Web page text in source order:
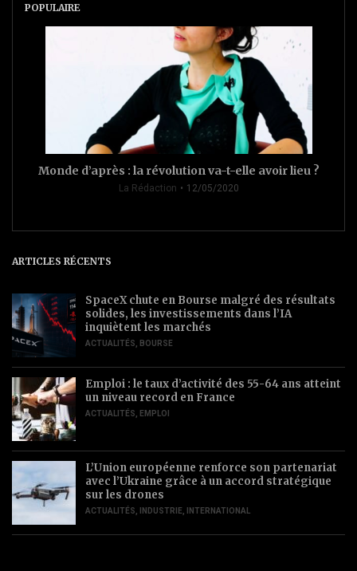
POPULAIRE
Monde d’après : la révolution va-t-elle avoir lieu ?
La Rédaction 12/05/2020
ARTICLES RÉCENTS
SpaceX chute en Bourse malgré des résultats
solides, les investissements dans l’IA
inquiètent les marchés
ACTUALITÉS BOURSE
Emploi : le taux d’activité des 55-64 ans atteint
un niveau record en France
ACTUALITÉS EMPLOI
L’Union européenne renforce son partenariat
avec l’Ukraine grâce à un accord stratégique
sur les drones
ACTUALITÉS INDUSTRIE INTERNATIONAL